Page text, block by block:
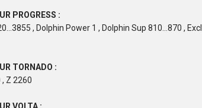
PROGRESS :
, Dolphin Power 1 , Dolphin Sup 810...870 ,
TORNADO :
, Z 2260